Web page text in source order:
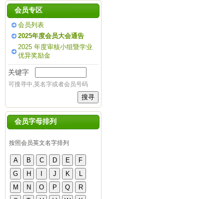
会员专区
会员列表
2025年度会员大会通告
2025 年度审核小组暨学业
优异奖励金
关键字
可搜寻中,英名字或者会员号码
会员字母排列
按照会员英文名字排列